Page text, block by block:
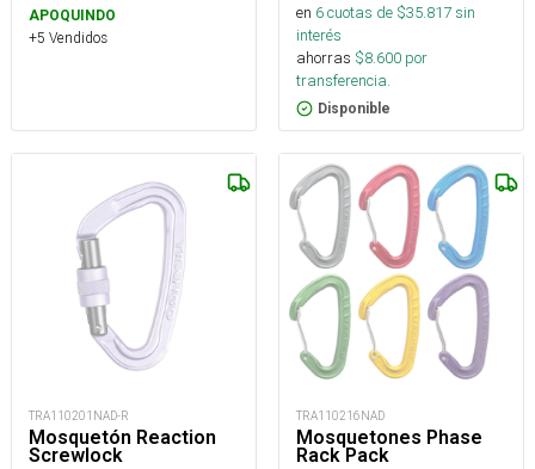
APOQUINDO
+5 Vendidos
en 6cuotas de $35.817sin
interés
ahorras $8.600 por
transferencia.
Disponible
TRA110201NAD-R
Mosquetón Reaction
Screwlock
TRA110216NAD
Mosquetones Phase
Rack Pack